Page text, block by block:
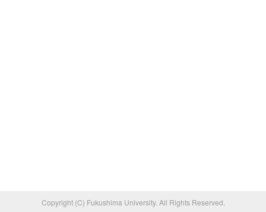
Copyright (C) Fukushima University. All Rights Reserved.